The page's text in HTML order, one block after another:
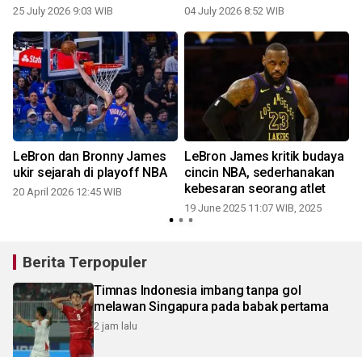
25 July 2026 9:03 WIB 04 July 2026 8:52 WIB
LeBron dan Bronny James
ukir sejarah di playoff NBA
20 April 2026 12:45 WIB
LeBron James kritik budaya
cincin NBA, sederhanakan
kebesaran seorang atlet
19 June 2025 11:07 WIB, 2025
Berita Terpopuler
Timnas Indonesia imbang tanpa gol
melawan Singapura pada babak pertama
2 jam lalu